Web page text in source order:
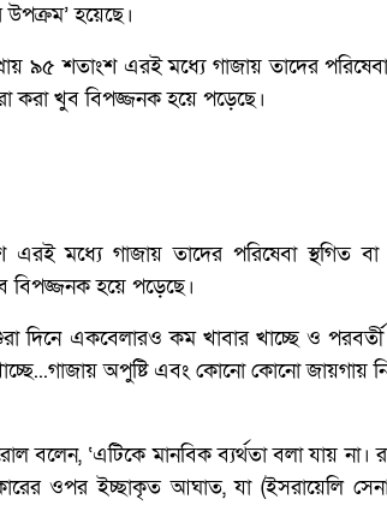
হয়েছে।
৯৫ শতাংশ এরই মধ্যে গাজায় তাদের
করা খুব বিপজ্জনক হয়ে পড়েছে।
মধ্যে গাজায় তাদের পরিষেবা স্থগিত বা
বিপজ্জনক হয়ে পড়েছে।
দিনে একবেলারও কম খাবার খাচ্ছে ও
অপুষ্টি এবং কোনো কোনো জায়গায়
‘এটিকে মানবিক ব্যর্থতা বলা যায় না।
ওপর ইচ্ছাকৃত আঘাত, যা (ইসরায়েলি